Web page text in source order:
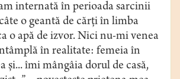
internată în perioada sarcinii
o geantă de cărţi în limba
o apă de izvor. Nici nu-mi venea
în realitate: femeia în
şi... îmi mângâia dorul de casă,